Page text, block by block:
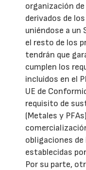
organización
derivados de
uniéndose a un
el resto de los
tendrán que
cumplen los
incluidos en el
UE de
requisito de
(Metales y
obligaciones
establecidas
Por su parte,